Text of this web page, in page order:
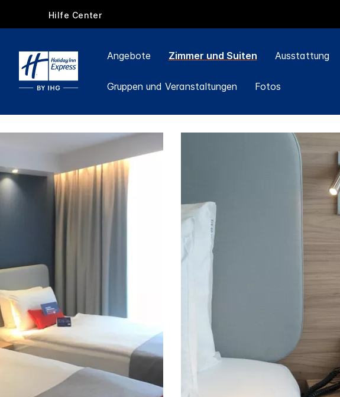
Hilfe Center
Angebote Zimmer und Suiten Ausstattung
Gruppen und Veranstaltungen Fotos